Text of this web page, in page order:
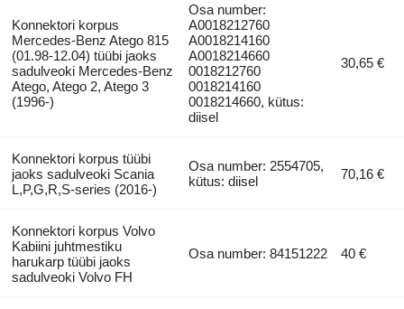
Konnektori korpus
Mercedes-Benz Atego 815
(01.98-12.04) tüübi jaoks
sadulveoki Mercedes-Benz
Atego, Atego 2, Atego 3
(1996-)
Osa number:
A0018212760
A0018214160
A0018214660
0018212760
0018214160
0018214660, kütus:
diisel
30,65 €
Konnektori korpus tüübi
jaoks sadulveoki Scania
L,P,G,R,S-series (2016-)
Osa number: 2554705,
kütus: diisel
70,16 €
Konnektori korpus Volvo
Kabiini juhtmestiku
harukarp tüübi jaoks
sadulveoki Volvo FH
Osa number: 84151222 40 €